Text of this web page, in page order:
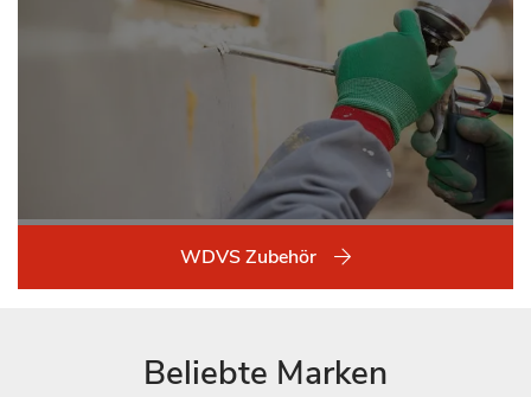
WDVS Zubehör
Beliebte Marken